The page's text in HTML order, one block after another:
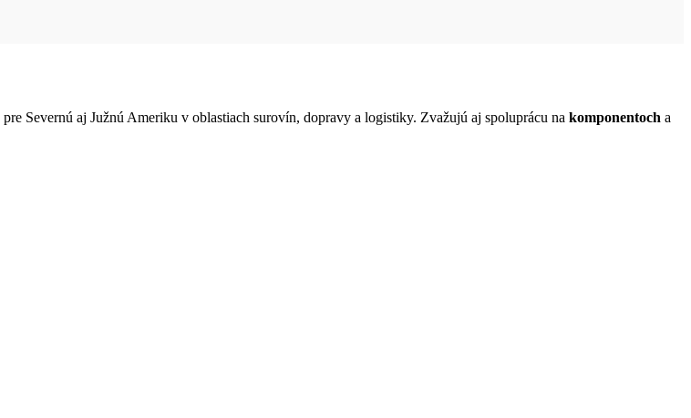
pre Severnú aj Južnú Ameriku v oblastiach surovín, dopravy a logistiky. Zvažujú aj spoluprácu na komponentoch a